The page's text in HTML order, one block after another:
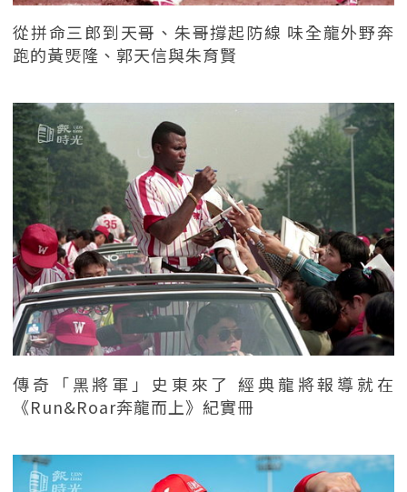
從拼命三郎到天哥、朱哥撐起防線 味全龍外野奔
跑的黃煚隆、郭天信與朱育賢
傳奇「黑將軍」史東來了 經典龍將報導就在
《Run&Roar奔龍而上》紀實冊